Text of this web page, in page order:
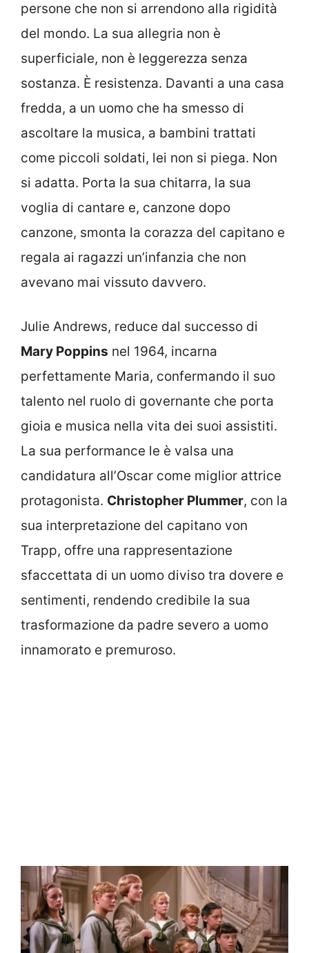
persone che non si arrendono alla rigidità
del mondo. La sua allegria non è
superficiale, non è leggerezza senza
sostanza. È resistenza. Davanti a una casa
fredda, a un uomo che ha smesso di
ascoltare la musica, a bambini trattati
come piccoli soldati, lei non si piega. Non
si adatta. Porta la sua chitarra, la sua
voglia di cantare e, canzone dopo
canzone, smonta la corazza del capitano e
regala ai ragazzi un’infanzia che non
avevano mai vissuto davvero.
Julie Andrews, reduce dal successo di
Mary Poppins nel 1964, incarna
perfettamente Maria, confermando il suo
talento nel ruolo di governante che porta
gioia e musica nella vita dei suoi assistiti.
La sua performance le è valsa una
candidatura all’Oscar come miglior attrice
protagonista. Christopher Plummer, con la
sua interpretazione del capitano von
Trapp, offre una rappresentazione
sfaccettata di un uomo diviso tra dovere e
sentimenti, rendendo credibile la sua
trasformazione da padre severo a uomo
innamorato e premuroso.​